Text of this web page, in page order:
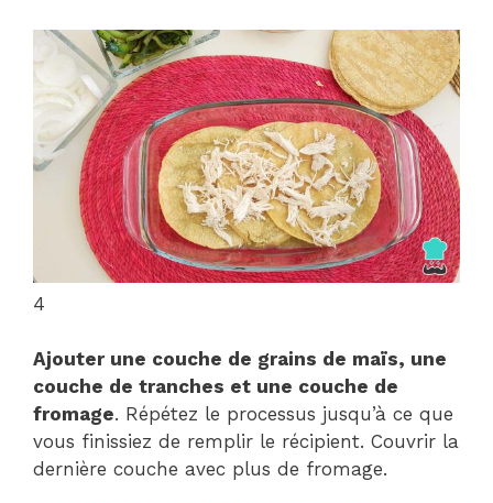
4
Ajouter une couche de grains de maïs, une
couche de tranches et une couche de
fromage. Répétez le processus jusqu’à ce que
vous finissiez de remplir le récipient. Couvrir la
dernière couche avec plus de fromage.